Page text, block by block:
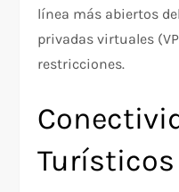
línea más abiertos
privadas virtuales
restricciones.
Turísticos